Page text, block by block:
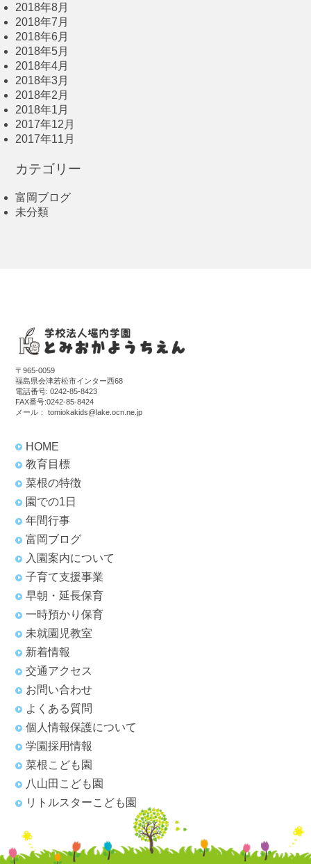
2018年8月
2018年7月
2018年6月
2018年5月
2018年4月
2018年3月
2018年2月
2018年1月
2017年12月
2017年11月
カテゴリー
富岡ブログ
未分類
〒965-0059
福島県会津若松市インター西68
電話番号:0242-85-8423
FAX番号:0242-85-8424
メール：tomiokakids@lake.ocn.ne.jp
HOME
教育目標
菜根の特徴
園での1日
年間行事
富岡ブログ
入園案内について
子育て支援事業
早朝・延長保育
一時預かり保育
未就園児教室
新着情報
交通アクセス
お問い合わせ
よくある質問
個人情報保護について
学園採用情報
菜根こども園
八山田こども園
リトルスターこども園